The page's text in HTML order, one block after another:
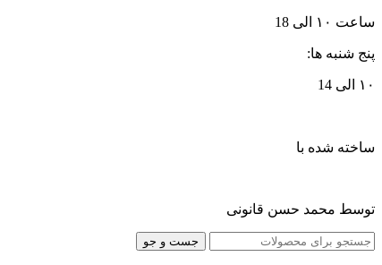
ساعت ۱۰ الی 18
پنج شنبه ها:
۱۰ الی 14
ساخته شده با
توسط محمد حسن قانونی
جست و جو